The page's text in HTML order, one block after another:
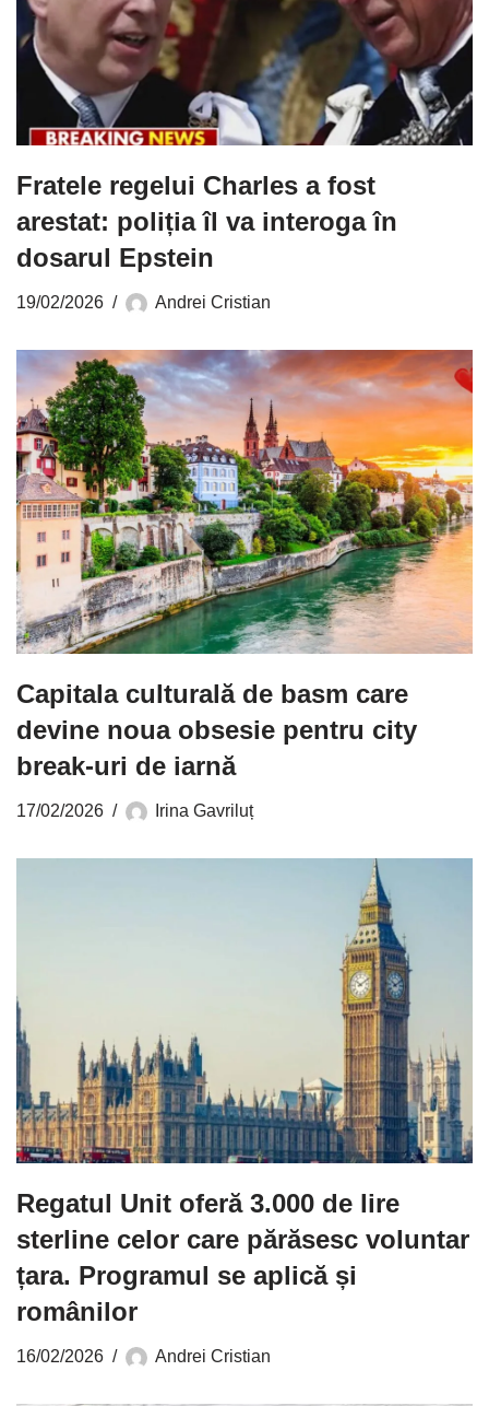
Fratele regelui Charles a fost
arestat: poliția îl va interoga în
dosarul Epstein
19/02/2026 Andrei Cristian
Capitala culturală de basm care
devine noua obsesie pentru city
break-uri de iarnă
17/02/2026 Irina Gavriluț
Regatul Unit oferă 3.000 de lire
sterline celor care părăsesc voluntar
țara. Programul se aplică și
românilor
16/02/2026 Andrei Cristian